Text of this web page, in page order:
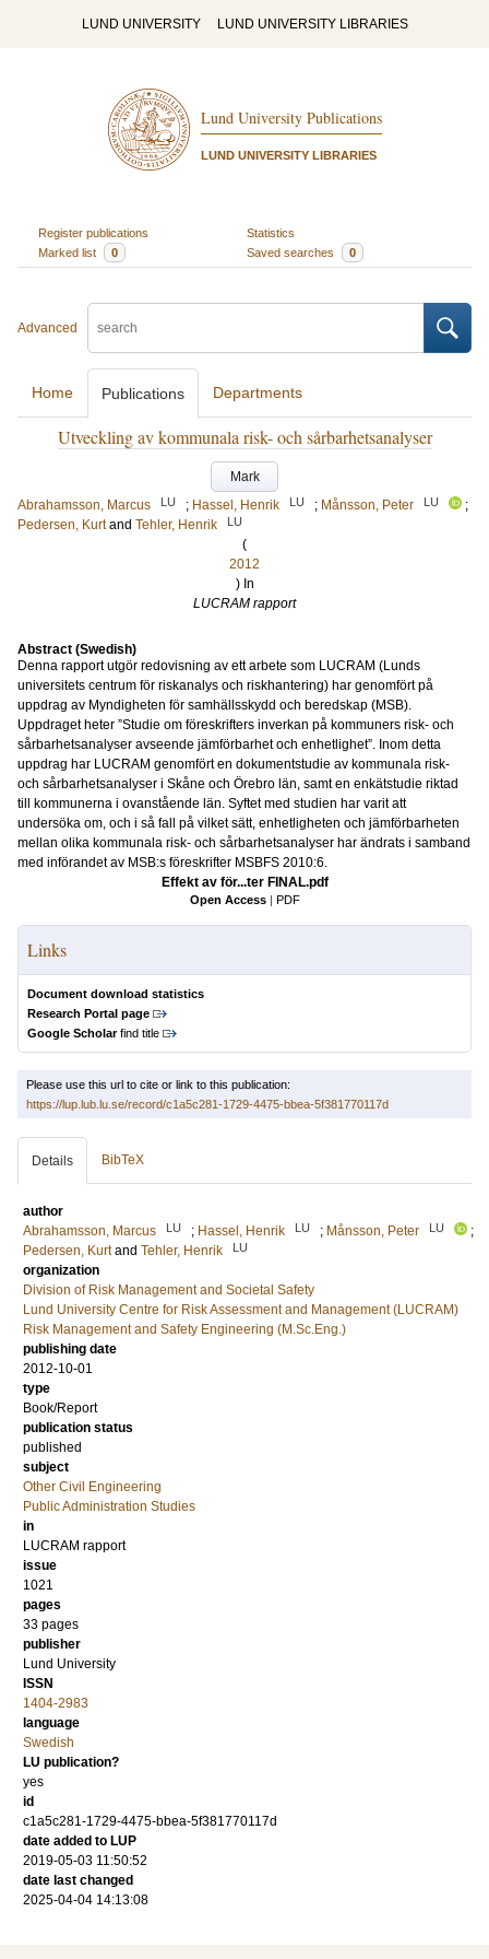
LUND UNIVERSITY LUND UNIVERSITY LIBRARIES
Lund University Publications
LUND UNIVERSITY LIBRARIES
Register publications
Statistics
Marked list
0 Saved searches 0
Advanced
Home Publications Departments
Utveckling av kommunala risk- och sårbarhetsanalyser
Mark
Abrahamsson, Marcus
LU ; Hassel, Henrik LU ; Månsson, Peter LU
;
Pedersen, Kurt and Tehler, Henrik LU
(
2012
) In
LUCRAM rapport
Abstract (Swedish)
Denna rapport utgör redovisning av ett arbete som LUCRAM (Lunds
universitets centrum för riskanalys och riskhantering) har genomfört på
uppdrag av Myndigheten för samhällsskydd och beredskap (MSB).
Uppdraget heter ”Studie om föreskrifters inverkan på kommuners risk- och
sårbarhetsanalyser avseende jämförbarhet och enhetlighet”. Inom detta
uppdrag har LUCRAM genomfört en dokumentstudie av kommunala risk-
och sårbarhetsanalyser i Skåne och Örebro län, samt en enkätstudie riktad
till kommunerna i ovanstående län. Syftet med studien har varit att
undersöka om, och i så fall på vilket sätt, enhetligheten och jämförbarheten
mellan olika kommunala risk- och sårbarhetsanalyser har ändrats i samband
med införandet av MSB:s föreskrifter MSBFS 2010:6.
Effekt av för...ter FINAL.pdf
Open Access | PDF
Links
Document download statistics
Research Portal page
Google Scholarfind title
Please use this url to cite or link to this publication:
https://lup.lub.lu.se/record/c1a5c281-1729-4475-bbea-5f381770117d
Details BibTeX
author
Abrahamsson, Marcus
LU ; Hassel, Henrik LU ; Månsson, Peter LU
;
Pedersen, Kurt and Tehler, Henrik LU
organization
Division of Risk Management and Societal Safety
Lund University Centre for Risk Assessment and Management (LUCRAM)
Risk Management and Safety Engineering (M.Sc.Eng.)
publishing date
2012-10-01
type
Book/Report
publication status
published
subject
Other Civil Engineering
Public Administration Studies
in
LUCRAM rapport
issue
1021
pages
33 pages
publisher
Lund University
ISSN
1404-2983
language
Swedish
LU publication?
yes
id
c1a5c281-1729-4475-bbea-5f381770117d
date added to LUP
2019-05-03 11:50:52
date last changed
2025-04-04 14:13:08